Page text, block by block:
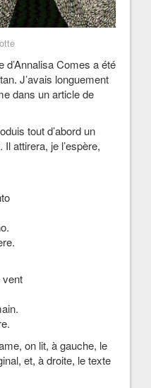
d’Annalisa Comes a été
J’avais longuement
dans un article de
tout d’abord un
attirera, je l’espère,
vent
on lit, à gauche, le
et, à droite, le texte